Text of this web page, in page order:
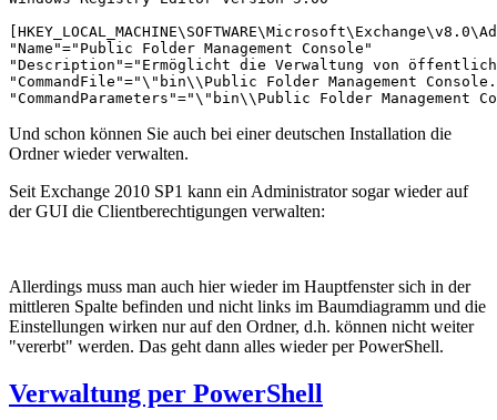
"Name"="Public Folder Management Console"
"Description"="Ermöglicht die Verwaltung von
"CommandFile"="\"bin\\Public Folder Management
"CommandParameters"="\"bin\\Public Folder Management
Und schon können Sie auch bei einer deutschen Installation die
Ordner wieder verwalten.
Seit Exchange 2010 SP1 kann ein Administrator sogar wieder auf
der GUI die Clientberechtigungen verwalten:
Allerdings muss man auch hier wieder im Hauptfenster sich in der
mittleren Spalte befinden und nicht links im Baumdiagramm und die
Einstellungen wirken nur auf den Ordner, d.h. können nicht weiter
"vererbt" werden. Das geht dann alles wieder per PowerShell.
Verwaltung per PowerShell